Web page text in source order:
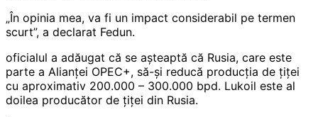
„În opinia mea, va fi un impact considerabil pe termen
scurt”, a declarat Fedun.
oficialul a adăugat că se aşteaptă că Rusia, care este
parte a Alianţei OPEC+, să-şi reducă producţia de ţiţei
cu aproximativ 200.000 – 300.000 bpd. Lukoil este al
doilea producător de ţiţei din Rusia.